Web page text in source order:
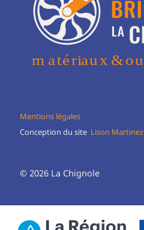
Mentions légales
Conception du site Lison Martinez
© 2026 La Chignole